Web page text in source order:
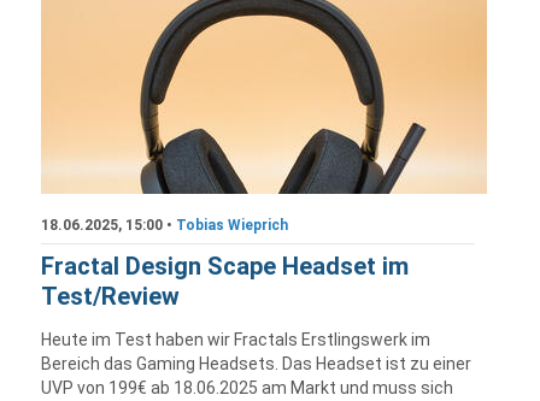
18.06.2025, 15:00 • Tobias Wieprich
Fractal Design Scape Headset im
Test/Review
Heute im Test haben wir Fractals Erstlingswerk im
Bereich das Gaming Headsets. Das Headset ist zu einer
UVP von 199€ ab 18.06.2025 am Markt und muss sich